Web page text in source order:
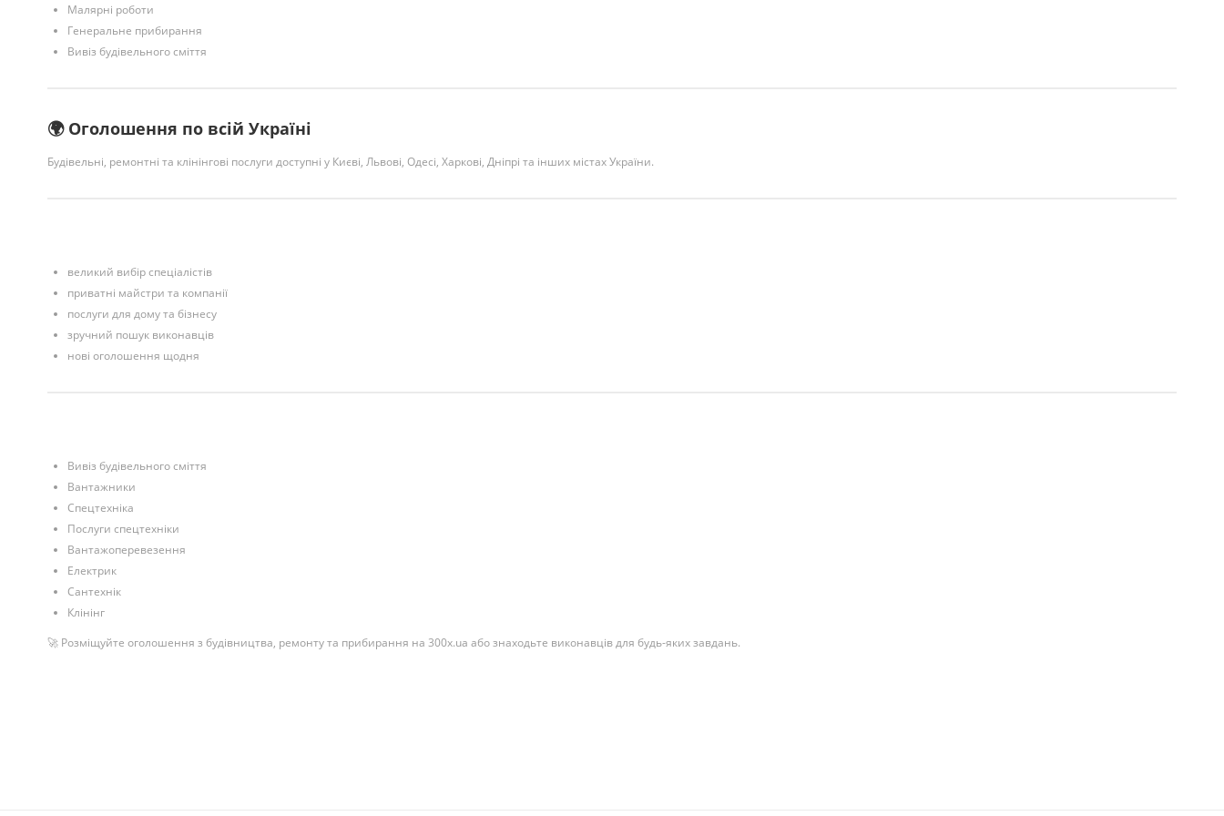
Малярні роботи
Генеральне прибирання
Вивіз будівельного сміття
🌍 Оголошення по всій Україні
Будівельні, ремонтні та клінінгові послуги доступні у Києві, Львові, Одесі, Харкові, Дніпрі та інших містах України.
великий вибір спеціалістів
приватні майстри та компанії
послуги для дому та бізнесу
зручний пошук виконавців
нові оголошення щодня
Вивіз будівельного сміття
Вантажники
Спецтехніка
Послуги спецтехніки
Вантажоперевезення
Електрик
Сантехнік
Клінінг
🚀 Розміщуйте оголошення з будівництва, ремонту та прибирання на 300x.ua або знаходьте виконавців для будь-яких завдань.